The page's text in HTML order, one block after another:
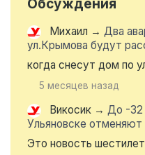
Обсуждения
Михаил → Два
ул.Крымова будут
когда снесут дом по
5 месяцев назад
Викосик → До -32
Ульяновске отменяют
Это новость